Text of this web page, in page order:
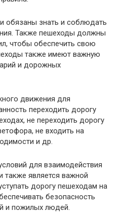
обязаны знать и соблюдать
Также пешеходы должны
чтобы обеспечить свою
также имеют важную
и дорожных
движения для
переходить дорогу
не переходить дорогу
не входить на
и др.
для взаимодействия
является важной
дорогу пешеходам на
безопасность
и пожилых людей.